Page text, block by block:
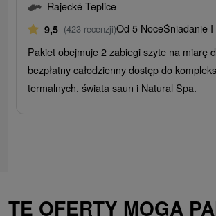
Rajecké Teplice
9,5 (423 recenzji)Od 5 NoceŚniadanie
Pakiet obejmuje 2 zabiegi szyte na miarę
bezpłatny całodzienny dostęp do
termalnych, świata saun i Natural Spa.
TE OFERTY MOGĄ